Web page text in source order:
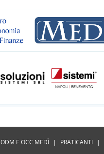
ODM E OCC MEDÌ | PRATICANTI |